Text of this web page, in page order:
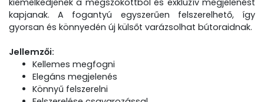
kiemelkedjenek a megszokottból és exkluzív megjelenést
kapjanak. A fogantyú egyszerűen felszerelhető, így
gyorsan és könnyedén új külsőt varázsolhat bútoraidnak.
Jellemzői:
Kellemes megfogni
Elegáns megjelenés
Könnyű felszerelni